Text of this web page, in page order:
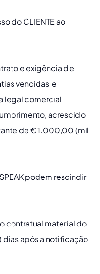
do CLIENTE ao
e exigência de
vencidas  e
legal comercial
acrescido
de € 1.000,00 (mil
podem rescindir
contratual material do
dias após a notificação